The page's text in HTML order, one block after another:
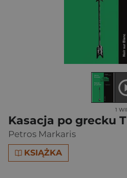
Kasacja po grecku
Petros Markaris
KSIĄŻKA
1